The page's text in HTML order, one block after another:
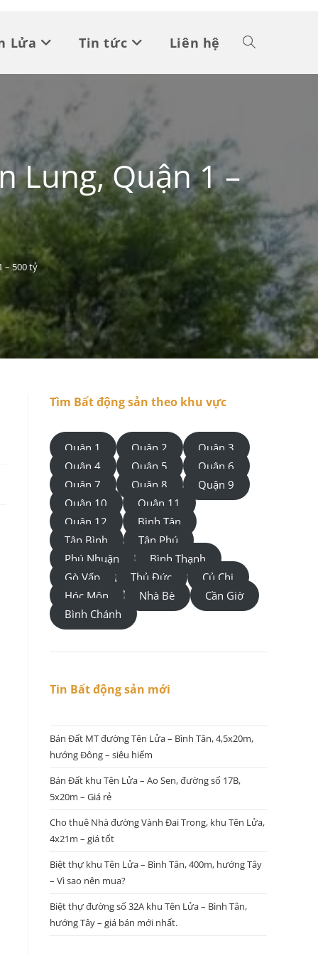
Lửa Tin tức Liên hệ
Lung, Quận 1 –
– 500 tỷ
Tìm Bất động sản theo khu vực
Quận 1 Quận 2
Quận 3
Quận 4
Quận 5
Quận 6
Quận 7
Quận 8
Quận 9
Quận 10
Quận 11
Quận 12
Bình Tân
Tân Bình
Tân Phú
Phú Nhuận
Bình Thạnh
Gò Vấp
Thủ Đức
Củ Chi
Hóc Môn
Nhà Bè
Cần Giờ
Bình Chánh
Tin Bất động sản mới
Bán Đất MT đường Tên Lửa – Bình Tân, 4,5x20m,
hướng Đông – siêu hiếm
Bán Đất khu Tên Lửa – Ao Sen, đường số 17B,
5x20m – Giá rẻ
Cho thuê Nhà đường Vành Đai Trong, khu Tên Lửa,
4x21m – giá tốt
Biệt thự khu Tên Lửa – Bình Tân, 400m, hướng Tây
– Vì sao nên mua?
Biệt thự đường số 32A khu Tên Lửa – Bình Tân,
hướng Tây – giá bán mới nhất.